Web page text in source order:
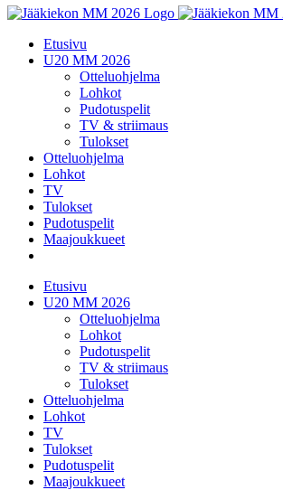
Etusivu
U20 MM 2026
Otteluohjelma
Lohkot
Pudotuspelit
TV & striimaus
Tulokset
Otteluohjelma
Lohkot
TV
Tulokset
Pudotuspelit
Maajoukkueet
Etusivu
U20 MM 2026
Otteluohjelma
Lohkot
Pudotuspelit
TV & striimaus
Tulokset
Otteluohjelma
Lohkot
TV
Tulokset
Pudotuspelit
Maajoukkueet